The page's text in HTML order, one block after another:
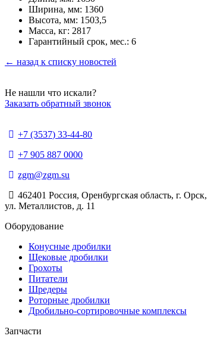
Ширина, мм: 1360
Высота, мм: 1503,5
Масса, кг: 2817
Гарантийный срок, мес.: 6
← назад к списку новостей
Не нашли что искали?
Заказать обратный звонок
+7 (3537) 33-44-80
+7 905 887 0000
zgm@zgm.su
462401 Россия, Оренбургская область, г. Орск,
ул. Металлистов, д. 11
Оборудование
Конусные дробилки
Щековые дробилки
Грохоты
Питатели
Шредеры
Роторные дробилки
Дробильно-сортировочные комплексы
Запчасти